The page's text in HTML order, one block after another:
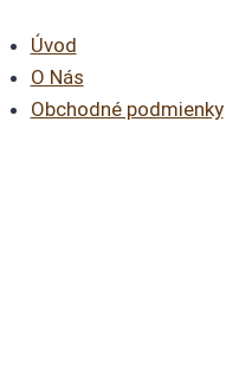
Úvod
O Nás
Obchodné podmienky